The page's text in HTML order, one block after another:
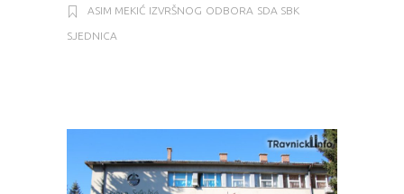
ASIM MEKIĆ IZVRŠNOG ODBORA SDA SBK
SJEDNICA